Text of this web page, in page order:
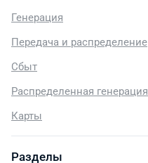
Генерация
Передача и распределение
Сбыт
Распределенная генерация
Карты
Разделы